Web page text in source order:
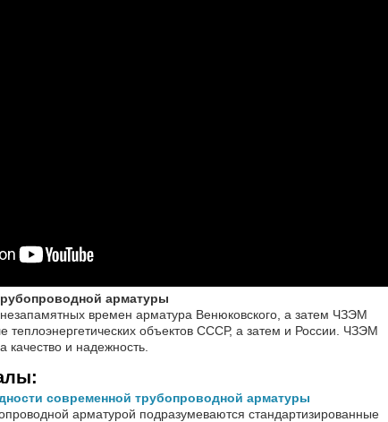
арматуры
времен арматура Венюковского, а затем ЧЗЭМ
теплоэнергетических объектов СССР, а затем и России. ЧЗЭМ
качество и надежность.
современной трубопроводной арматуры
арматурой подразумеваются стандартизированные